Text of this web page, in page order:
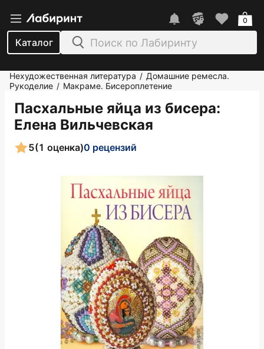
Каталог
0
Нехудожественная литература / Домашние ремесла.
Рукоделие / Макраме. Бисероплетение
Пасхальные яйца из бисера:
Елена Вильчевская
5(1 оценка)0 рецензий